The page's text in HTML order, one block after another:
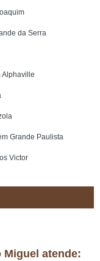
da Serra
Alphaville
Grande Paulista
Victor
Miguel atende: